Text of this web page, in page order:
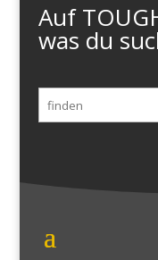
Auf
was du
Suchen
nach: